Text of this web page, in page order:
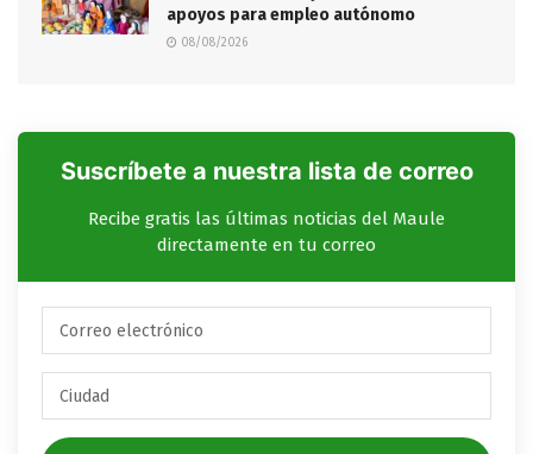
apoyos para empleo autónomo
08/08/2026
Suscríbete a nuestra lista de correo
Recibe gratis las últimas noticias del Maule
directamente en tu correo